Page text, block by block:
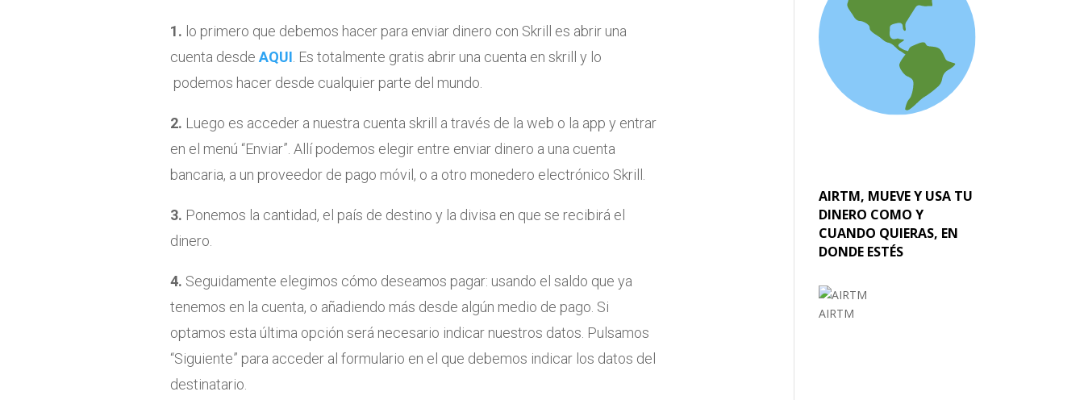
1. lo primero que debemos hacer para enviar dinero con Skrill es abrir una
cuenta desde AQUI . Es totalmente gratis abrir una cuenta en skrill y lo
podemos hacer desde cualquier parte del mundo.
2. Luego es acceder a nuestra cuenta skrill a través de la web o la app y entrar
en el menú “Enviar”. Allí podemos elegir entre enviar dinero a una cuenta
bancaria, a un proveedor de pago móvil, o a otro monedero electrónico Skrill.
3. Ponemos la cantidad, el país de destino y la divisa en que se recibirá el
dinero.
4. Seguidamente elegimos cómo deseamos pagar: usando el saldo que ya
tenemos en la cuenta, o añadiendo más desde algún medio de pago. Si
optamos esta última opción será necesario indicar nuestros datos. Pulsamos
“Siguiente” para acceder al formulario en el que debemos indicar los datos del
destinatario.
AIRTM, MUEVE Y USA TU
DINERO COMO Y
CUANDO QUIERAS, EN
DONDE ESTÉS
AIRTM